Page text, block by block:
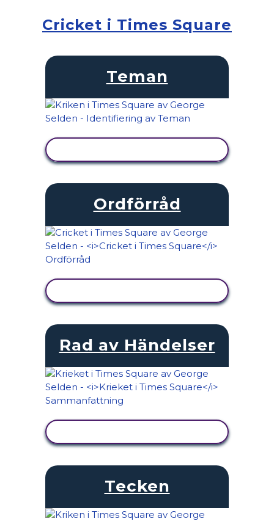
Cricket i Times Square
Teman
Ordförråd
Rad av Händelser
Tecken